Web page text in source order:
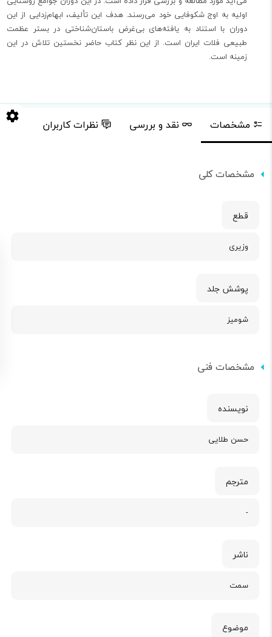
اولیه به اوج شکوفایی خود می‌رسند. هدف این تألیف، ابهام‌زدایی از این
دوران با استناد به یافته‌های بی‌غرض باستان‌شناختی در بستر عظمت
طبیعی فلات ایران است. از این نظر کتاب حاضر نخستین تلاش در این
زمینه است.
مشخصات نقد و بررسی نظرات کاربران
مشخصات کلی
قطع
وزیری
پوشش جلد
شومیز
مشخصات فنی
نویسنده
حسن طلایی
مترجم
-
ناشر
سمت
موضوع